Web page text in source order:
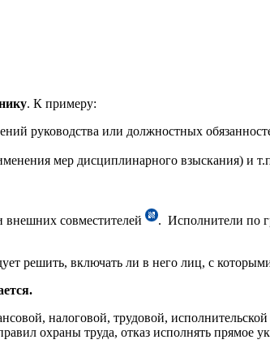
. К примеру:
руководства или должностных
мер дисциплинарного взыскания) и
совместителей
. Исполнители по
решить, включать ли в него лиц, с
налоговой, трудовой,
охраны труда, отказ исполнять прямое